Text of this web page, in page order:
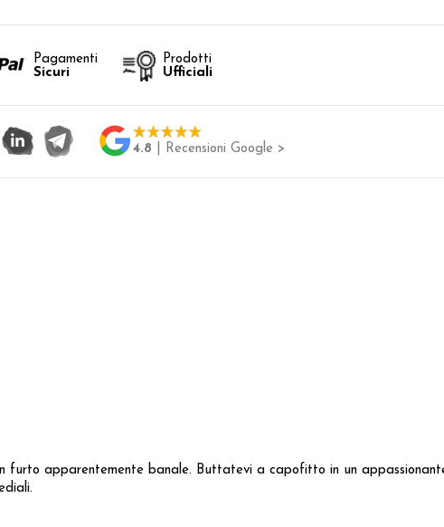
Pagamenti
Sicuri
Prodotti
Ufficiali
4.8 | Recensioni Google >
furto apparentemente banale. Buttatevi a capofitto in un